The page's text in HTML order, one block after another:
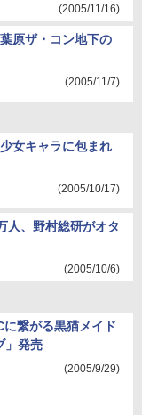
(2005/11/16)
原ザ・コン地下の
(2005/11/7)
女キャラに包まれ
(2005/10/17)
人、野村総研がオタ
(2005/10/6)
に繋がる黒猫メイド
」発売
(2005/9/29)